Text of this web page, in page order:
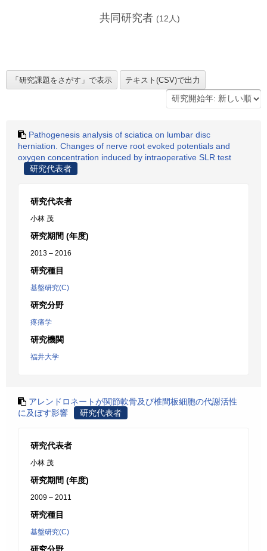
共同研究者 (12 人)
Pathogenesis analysis of sciatica on lumbar disc
herniation. Changes of nerve root evoked potentials and
oxygen concentration induced by intraoperative SLR test
研究代表者
研究代表者
小林 茂
研究期間 (年度)
2013 – 2016
研究種目
基盤研究(C)
研究分野
疼痛学
研究機関
福井大学
アレンドロネートが関節軟骨及び椎間板細胞の代謝活性
に及ぼす影響
研究代表者
研究代表者
小林 茂
研究期間 (年度)
2009 – 2011
研究種目
基盤研究(C)